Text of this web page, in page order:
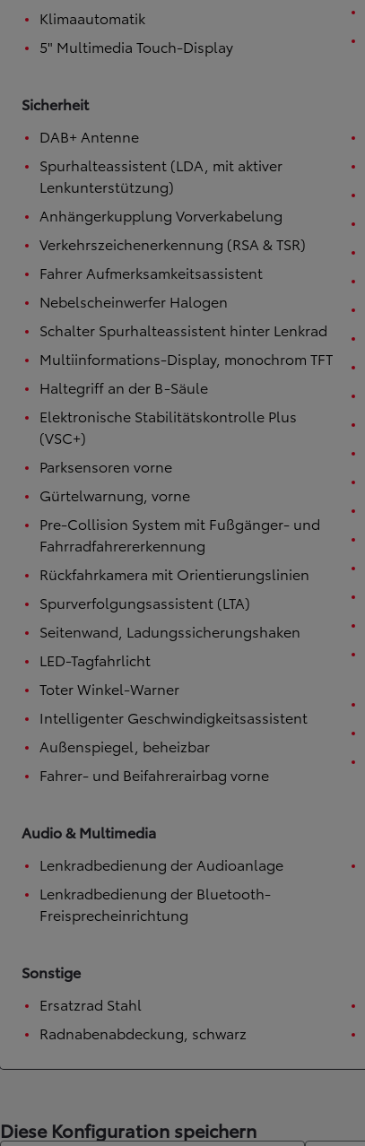
Klimaautomatik
5" Multimedia Touch-Display
Sicherheit
DAB+ Antenne
Spurhalteassistent (LDA, mit aktiver
Lenkunterstützung)
Anhängerkupplung Vorverkabelung
Verkehrszeichenerkennung (RSA & TSR)
Fahrer Aufmerksamkeitsassistent
Nebelscheinwerfer Halogen
Schalter Spurhalteassistent hinter Lenkrad
Multiinformations-Display, monochrom TFT
Haltegriff an der B-Säule
Elektronische Stabilitätskontrolle Plus
(VSC+)
Parksensoren vorne
Gürtelwarnung, vorne
Pre-Collision System mit Fußgänger- und
Fahrradfahrererkennung
Rückfahrkamera mit Orientierungslinien
Spurverfolgungsassistent (LTA)
Seitenwand, Ladungssicherungshaken
LED-Tagfahrlicht
Toter Winkel-Warner
Intelligenter Geschwindigkeitsassistent
Außenspiegel, beheizbar
Fahrer- und Beifahrerairbag vorne
Audio & Multimedia
Lenkradbedienung der Audioanlage
Lenkradbedienung der Bluetooth-
Freisprecheinrichtung
Sonstige
Ersatzrad Stahl
Radnabenabdeckung, schwarz
Diese Konfiguration speichern